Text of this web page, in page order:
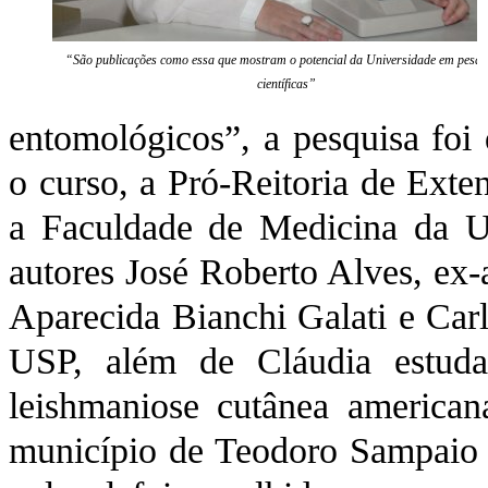
“São publicações como essa que mostram o potencial da Universidade em
científicas”
entomológicos”, a pesquisa
o curso, a Pró-Reitoria de
a Faculdade de Medicina da
autores José Roberto Alves,
Aparecida Bianchi Galati e
USP, além de Cláudia
leishmaniose cutânea
município de Teodoro